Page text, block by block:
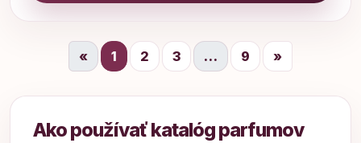
« 1 2 3 … 9 »
Ako používať katalóg parfumov